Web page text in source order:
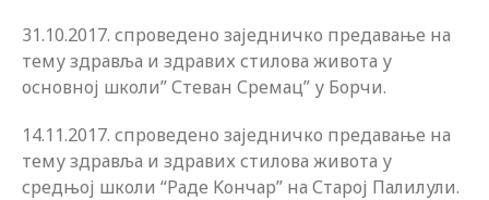
31.10.2017. спроведено заједничко предавање на
тему здравља и здравих стилова живота у
основној школи” Стеван Сремац” у Борчи.
14.11.2017. спроведено заједничко предавање на
тему здравља и здравих стилова живота у
средњој школи “Раде Kончар” на Старој Палилули.